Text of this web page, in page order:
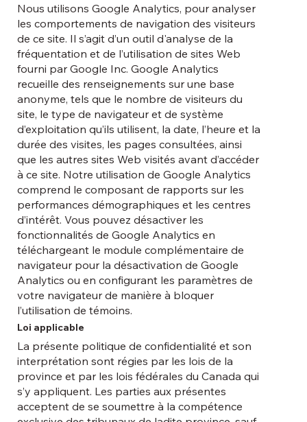
Nous utilisons Google Analytics, pour analyser
les comportements de navigation des visiteurs
de ce site. Il s’agit d’un outil d'analyse de la
fréquentation et de l’utilisation de sites Web
fourni par Google Inc. Google Analytics
recueille des renseignements sur une base
anonyme, tels que le nombre de visiteurs du
site, le type de navigateur et de système
d’exploitation qu’ils utilisent, la date, l’heure et la
durée des visites, les pages consultées, ainsi
que les autres sites Web visités avant d’accéder
à ce site. Notre utilisation de Google Analytics
comprend le composant de rapports sur les
performances démographiques et les centres
d’intérêt. Vous pouvez désactiver les
fonctionnalités de Google Analytics en
téléchargeant le module complémentaire de
navigateur pour la désactivation de Google
Analytics ou en configurant les paramètres de
votre navigateur de manière à bloquer
l’utilisation de témoins.
Loi applicable
La présente politique de confidentialité et son
interprétation sont régies par les lois de la
province et par les lois fédérales du Canada qui
s’y appliquent. Les parties aux présentes
acceptent de se soumettre à la compétence